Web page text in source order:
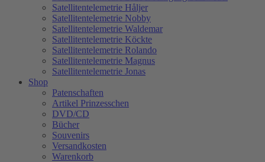
Satellitentelemetrie Håljer
Satellitentelemetrie Nobby
Satellitentelemetrie Waldemar
Satellitentelemetrie Köckte
Satellitentelemetrie Rolando
Satellitentelemetrie Magnus
Satellitentelemetrie Jonas
Shop
Patenschaften
Artikel Prinzesschen
DVD/CD
Bücher
Souvenirs
Versandkosten
Warenkorb